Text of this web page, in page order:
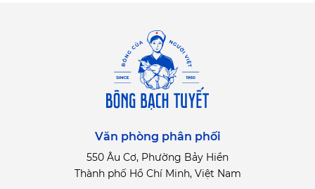
Văn phòng phân phối
550 Âu Cơ, Phường Bảy Hiền
Thành phố Hồ Chí Minh, Việt Nam